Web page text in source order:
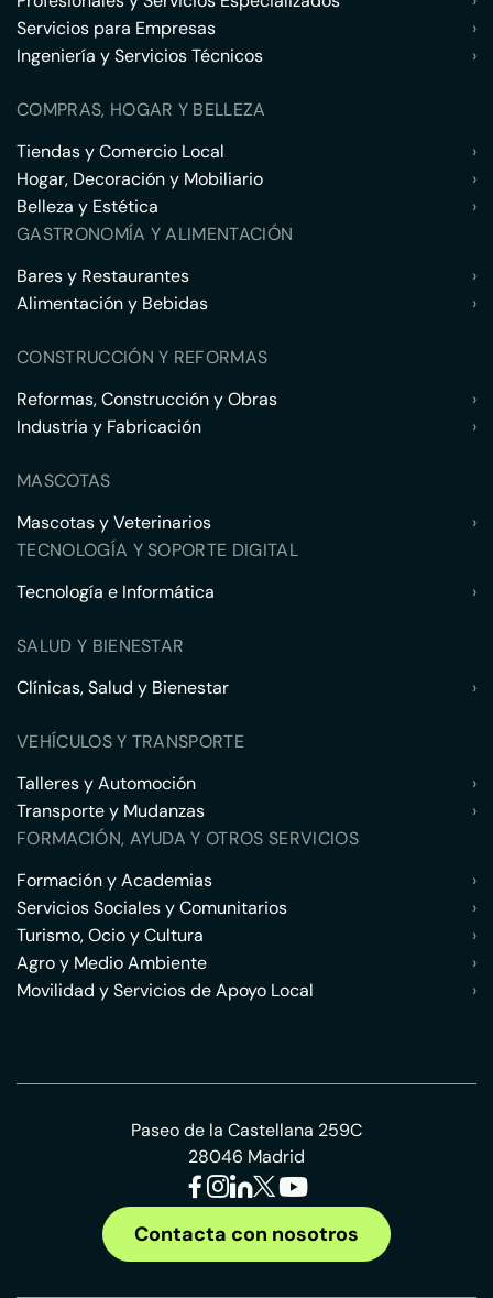
Servicios para Empresas
›
Ingeniería y Servicios Técnicos
›
COMPRAS, HOGAR Y BELLEZA
Tiendas y Comercio Local
›
Hogar, Decoración y Mobiliario
›
Belleza y Estética
›
GASTRONOMÍA Y ALIMENTACIÓN
Bares y Restaurantes
›
Alimentación y Bebidas
›
CONSTRUCCIÓN Y REFORMAS
Reformas, Construcción y Obras
›
Industria y Fabricación
›
MASCOTAS
Mascotas y Veterinarios
›
TECNOLOGÍA Y SOPORTE DIGITAL
Tecnología e Informática
›
SALUD Y BIENESTAR
Clínicas, Salud y Bienestar
›
VEHÍCULOS Y TRANSPORTE
Talleres y Automoción
›
Transporte y Mudanzas
›
FORMACIÓN, AYUDA Y OTROS SERVICIOS
Formación y Academias
›
Servicios Sociales y Comunitarios
›
Turismo, Ocio y Cultura
›
Agro y Medio Ambiente
›
Movilidad y Servicios de Apoyo Local
›
Paseo de la Castellana 259C
28046 Madrid
Contacta con nosotros